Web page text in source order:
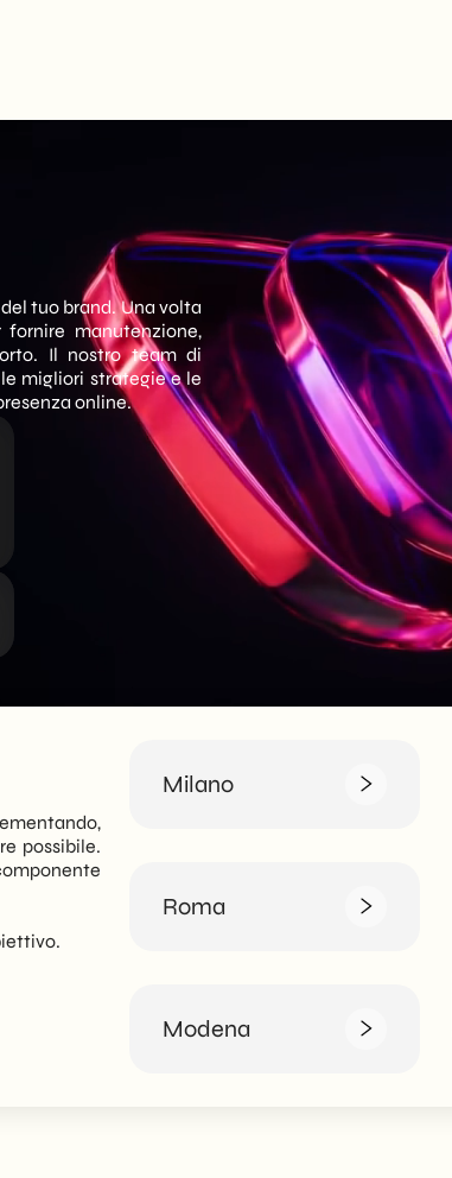
tuo brand. Una volta
manutenzione,
Il nostro team di
migliori strategie e le
online.
possibile.
Milano
Roma
Modena